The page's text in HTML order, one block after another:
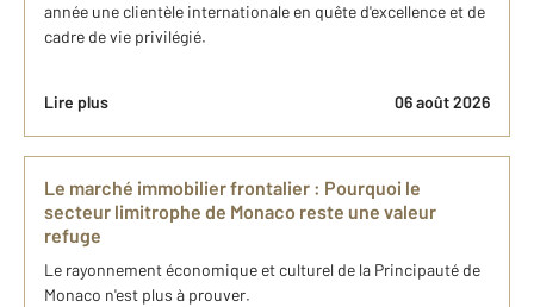
année une clientèle internationale en quête d'excellence et de
cadre de vie privilégié.
Lire plus 06 août 2026
Le marché immobilier frontalier : Pourquoi le
secteur limitrophe de Monaco reste une valeur
refuge
Le rayonnement économique et culturel de la Principauté de
Monaco n'est plus à prouver.